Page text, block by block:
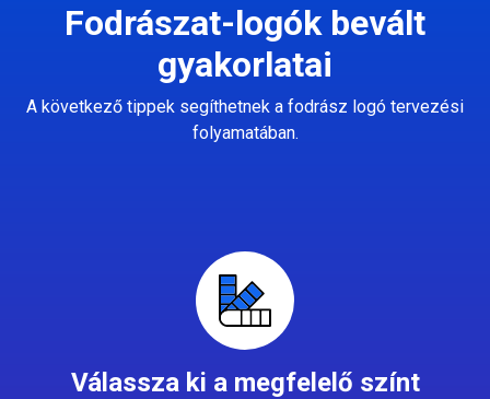
Fodrászat-logók bevált
gyakorlatai
A következő tippek segíthetnek a fodrász logó tervezési
folyamatában.
Válassza ki a megfelelő színt